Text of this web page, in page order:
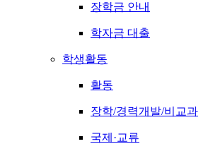
장학금 안내
학자금 대출
학생활동
활동
장학/경력개발/비교과
국제·교류